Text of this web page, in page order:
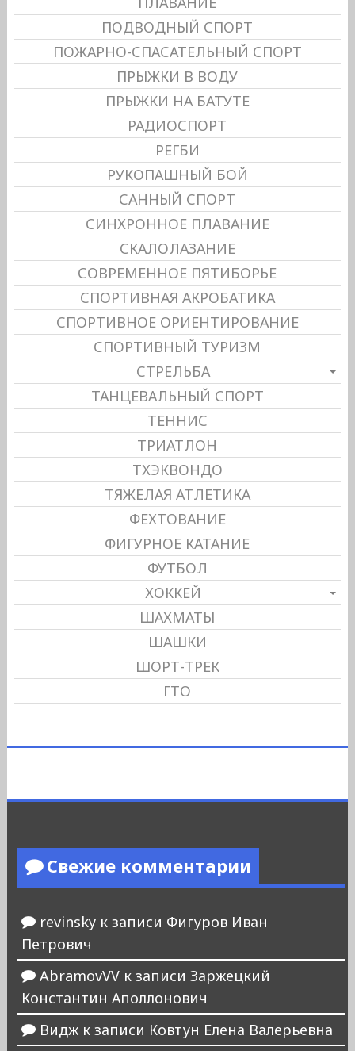
ПОДВОДНЫЙ СПОРТ
ПОЖАРНО-СПАСАТЕЛЬНЫЙ СПОРТ
ПРЫЖКИ В ВОДУ
ПРЫЖКИ НА БАТУТЕ
РАДИОСПОРТ
РЕГБИ
РУКОПАШНЫЙ БОЙ
САННЫЙ СПОРТ
СИНХРОННОЕ ПЛАВАНИЕ
СКАЛОЛАЗАНИЕ
СОВРЕМЕННОЕ ПЯТИБОРЬЕ
СПОРТИВНАЯ АКРОБАТИКА
СПОРТИВНОЕ ОРИЕНТИРОВАНИЕ
СПОРТИВНЫЙ ТУРИЗМ
СТРЕЛЬБА
ТАНЦЕВАЛЬНЫЙ СПОРТ
ТЕННИС
ТРИАТЛОН
ТХЭКВОНДО
ТЯЖЕЛАЯ АТЛЕТИКА
ФЕХТОВАНИЕ
ФИГУРНОЕ КАТАНИЕ
ФУТБОЛ
ХОККЕЙ
ШАХМАТЫ
ШАШКИ
ШОРТ-ТРЕК
ГТО
Свежие комментарии
revinskyк записи Фигуров Иван
Петрович
AbramovVVк записи Заржецкий
Константин Аполлонович
Виджк записи Ковтун Елена Валерьевна